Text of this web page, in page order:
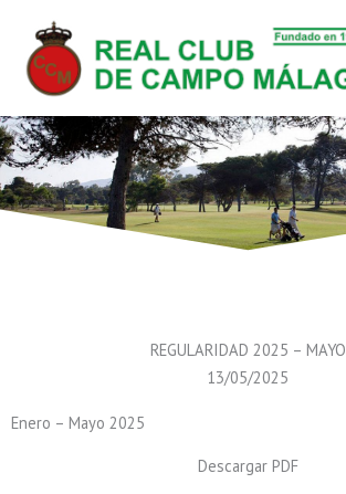
contenido
REGULARIDAD 2025 – MAYO
13/05/2025
Enero – Mayo 2025
Descargar PDF